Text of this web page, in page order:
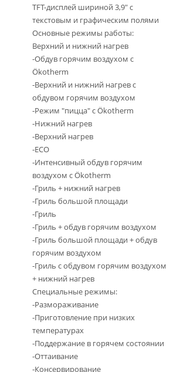
TFT-дисплей шириной 3,9" с
текстовым и графическим полями
Основные режимы работы:
Верхний и нижний нагрев
-Обдув горячим воздухом с
Ökotherm
-Верхний и нижний нагрев с
обдувом горячим воздухом
-Режим "пицца" с Ökotherm
-Нижний нагрев
-Верхний нагрев
-ECO
-Интенсивный обдув горячим
воздухом с Ökotherm
-Гриль + нижний нагрев
-Гриль большой площади
-Гриль
-Гриль + обдув горячим воздухом
-Гриль большой площади + обдув
горячим воздухом
-Гриль с обдувом горячим воздухом
+ нижний нагрев
Специальные режимы:
-Размораживание
-Приготовление при низких
температурах
-Поддержание в горячем состоянии
-Оттаивание
-Консервирование